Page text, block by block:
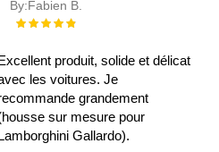
By:Fabien B.
Évaluation :
produit, solide et délicat
les voitures. Je
grandement
sur mesure pour
Gallardo).